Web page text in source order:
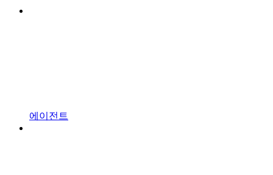
에이전트